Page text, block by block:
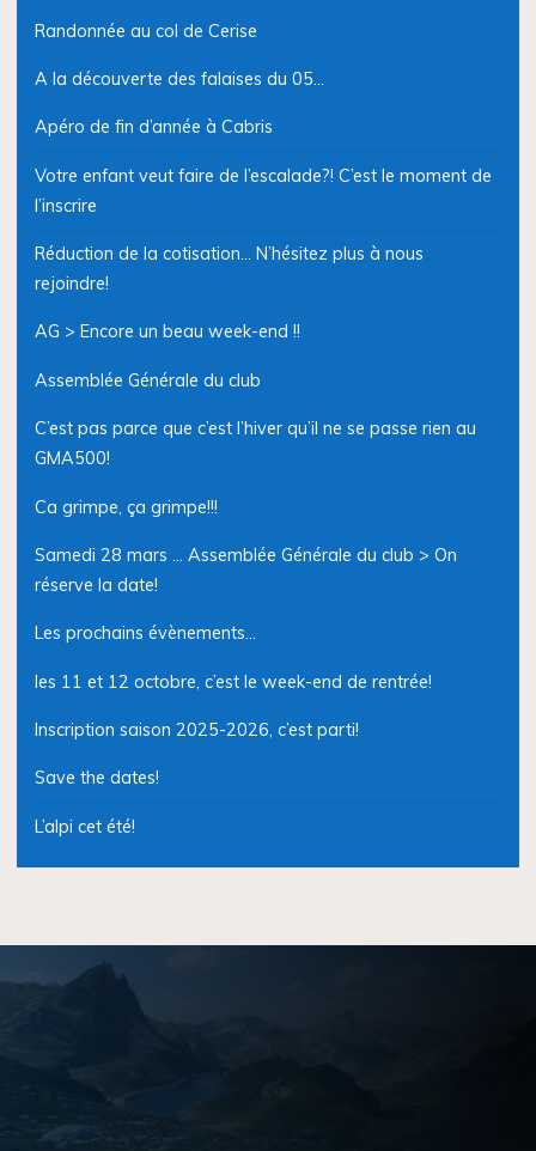
Randonnée au col de Cerise
A la découverte des falaises du 05…
Apéro de fin d’année à Cabris
Votre enfant veut faire de l’escalade?! C’est le moment de
l’inscrire
Réduction de la cotisation… N’hésitez plus à nous
rejoindre!
AG > Encore un beau week-end !!
Assemblée Générale du club
C’est pas parce que c’est l’hiver qu’il ne se passe rien au
GMA500!
Ca grimpe, ça grimpe!!!
Samedi 28 mars … Assemblée Générale du club > On
réserve la date!
Les prochains évènements…
les 11 et 12 octobre, c’est le week-end de rentrée!
Inscription saison 2025-2026, c’est parti!
Save the dates!
L’alpi cet été!